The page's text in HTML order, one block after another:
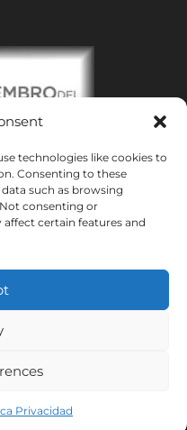
technologies like cookies to
Consenting to these
such as browsing
consenting or
certain features and
Privacidad
Burgos